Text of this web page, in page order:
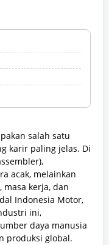
salah satu
karir paling jelas. Di
acak, melainkan
kerja, dan
Indonesia Motor,
ini,
daya manusia
produksi global.